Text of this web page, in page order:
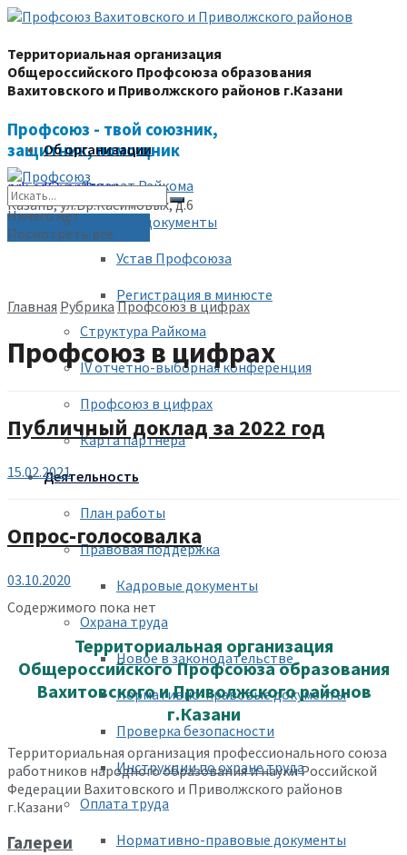
Территориальная организация
Общероссийского Профсоюза образования
Вахитовского и Приволжского районов г.Казани
Профсоюз - твой союзник,
защитник, помощник
prk-ed@yandex.ru
Казань, ул.Бр.Касимовых, д.6
(843) 228-68-80
Об организации
Аппарат Райкома
Уставные документы
Устав Профсоюза
Регистрация в минюсте
Структура Райкома
IV отчетно-выборная конференция
Профсоюз в цифрах
Карта партнера
Деятельность
План работы
Правовая поддержка
Кадровые документы
Охрана труда
Новое в законодательстве
Нормативно-правовые документы
Проверка безопасности
Инструкции по охране труда
Оплата труда
Нормативно-правовые документы
Ничего нет
Посмотреть все
Главная Рубрика Профсоюз в цифрах
Профсоюз в цифрах
Публичный доклад за 2022 год
15.02.2021
Опрос-голосовалка
03.10.2020
Содержимого пока нет
Территориальная организация
Общероссийского Профсоюза образования
Вахитовского и Приволжского районов
г.Казани
Территориальная организация профессионального союза
работников народного образования и науки Российской
Федерации Вахитовского и Приволжского районов
г.Казани
Галереи